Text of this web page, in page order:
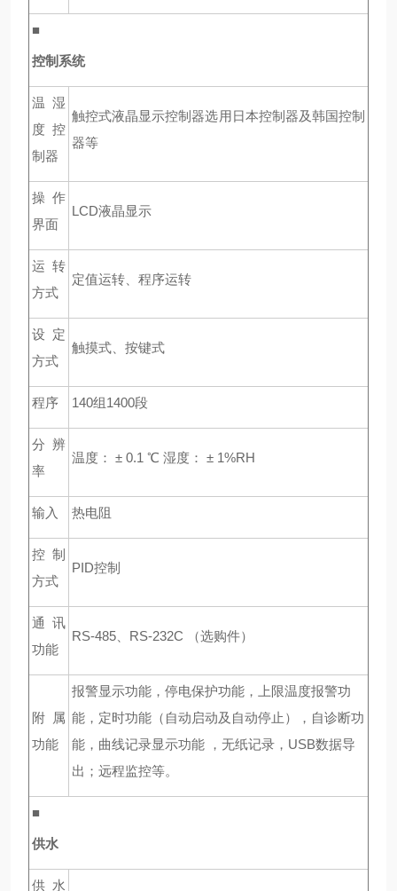
■
控制系统
温湿
度控
制器
触控式液晶显示控制器选用日本控制器及韩国控制
器等
操作
界面
LCD液晶显示
运转
方式
定值运转、程序运转
设定
方式
触摸式、按键式
程序 140组1400段
分辨
率
温度： ± 0.1 ℃ 湿度： ± 1%RH
输入 热电阻
控制
方式
PID控制
通讯
功能
RS-485 、RS-232C （选购件）
附属
功能
报警显示功能，停电保护功能，上限温度报警功
能，定时功能（自动启动及自动停止），自诊断功
能，曲线记录显示功能 ，无纸记录， USB数据导
出 ；远程监控等。
■
供水
供水